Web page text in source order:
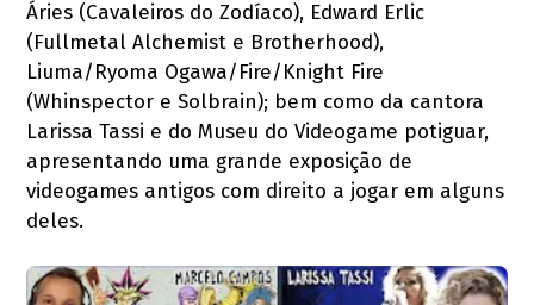
Áries (Cavaleiros do Zodíaco), Edward Erlic
(Fullmetal Alchemist e Brotherhood),
Liuma/Ryoma Ogawa/Fire/Knight Fire
(Whinspector e Solbrain); bem como da cantora
Larissa Tassi e do Museu do Videogame potiguar,
apresentando uma grande exposição de
videogames antigos com direito a jogar em alguns
deles.